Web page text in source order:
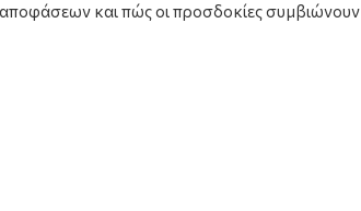
και πώς οι προσδοκίες συμβιώνουν